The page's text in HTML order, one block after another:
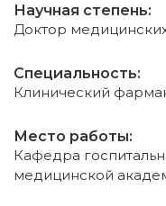
Научная степень:
Доктор
Специальность:
Клинический
Место работы:
Кафедра
медицинской